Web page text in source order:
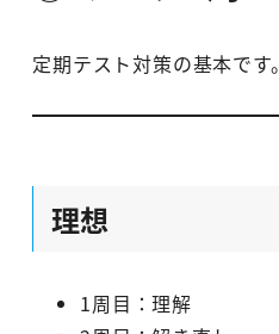
定期テスト対策の基本です。
理想
1周目：理解